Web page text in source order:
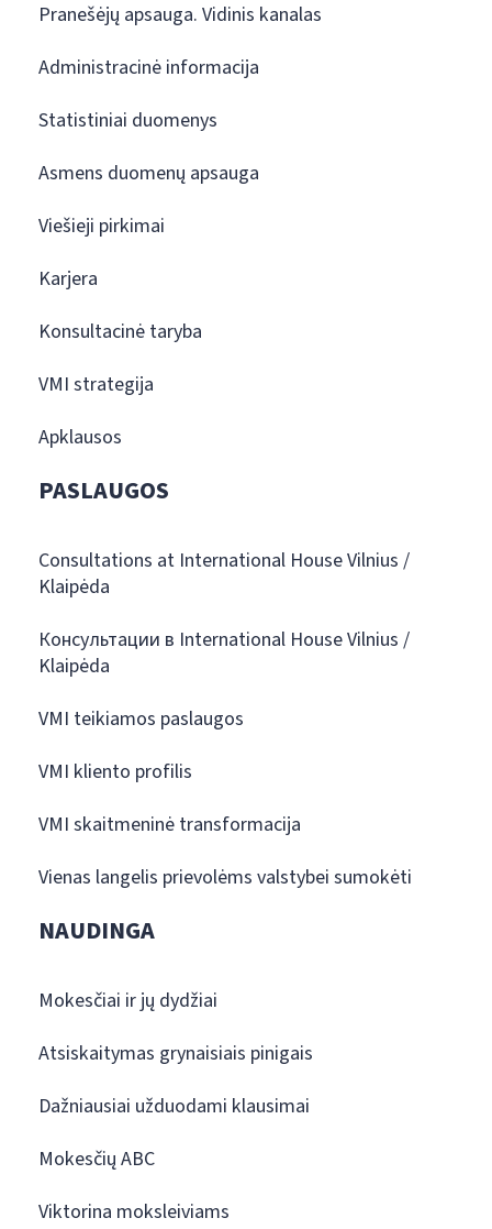
Pranešėjų apsauga. Vidinis kanalas
Administracinė informacija
Statistiniai duomenys
Asmens duomenų apsauga
Viešieji pirkimai
Karjera
Konsultacinė taryba
VMI strategija
Apklausos
PASLAUGOS
Consultations at International House Vilnius /
Klaipėda
Консультации в International House Vilnius /
Klaipėda
VMI teikiamos paslaugos
VMI kliento profilis
VMI skaitmeninė transformacija
Vienas langelis prievolėms valstybei sumokėti
NAUDINGA
Mokesčiai ir jų dydžiai
Atsiskaitymas grynaisiais pinigais
Dažniausiai užduodami klausimai
Mokesčių ABC
Viktorina moksleiviams